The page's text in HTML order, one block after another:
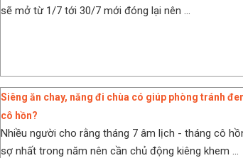
sẽ mở từ 1/7 tới 30/7 mới đóng lại nên ...
Siêng ăn chay, năng đi chùa có giúp phòng tránh
cô hồn?
Nhiều người cho rằng tháng 7 âm lịch - tháng cô
sợ nhất trong năm nên cần chủ động kiêng khem ...